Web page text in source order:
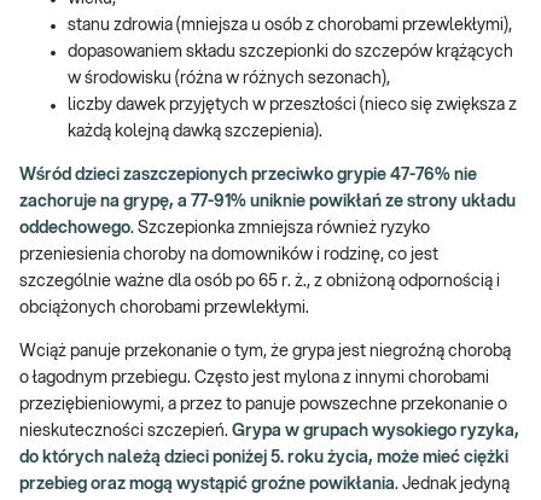
stanu zdrowia (mniejsza u osób z chorobami przewlekłymi),
dopasowaniem składu szczepionki do szczepów krążących
w środowisku (różna w różnych sezonach),
liczby dawek przyjętych w przeszłości (nieco się zwiększa z
każdą kolejną dawką szczepienia).
Wśród dzieci zaszczepionych przeciwko grypie 47-76% nie
zachoruje na grypę, a 77-91% uniknie powikłań ze strony układu
oddechowego. Szczepionka zmniejsza również ryzyko
przeniesienia choroby na domowników i rodzinę, co jest
szczególnie ważne dla osób po 65 r. ż., z obniżoną odpornością i
obciążonych chorobami przewlekłymi.
Wciąż panuje przekonanie o tym, że grypa jest niegroźną chorobą
o łagodnym przebiegu. Często jest mylona z innymi chorobami
przeziębieniowymi, a przez to panuje powszechne przekonanie o
nieskuteczności szczepień. Grypa w grupach wysokiego ryzyka,
do których należą dzieci poniżej 5. roku życia, może mieć ciężki
przebieg oraz mogą wystąpić groźne powikłania. Jednak jedyną